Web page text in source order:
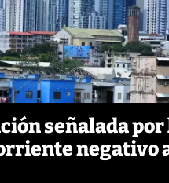
señalada por
negativo